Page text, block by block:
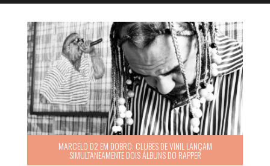
MARCELO D2 EM DOBRO: CLUBES DE VINIL LANÇAM
SIMULTANEAMENTE DOIS ÁLBUNS DO RAPPER